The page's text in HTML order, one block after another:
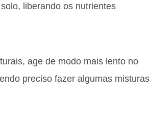
liberando os nutrientes
age de modo mais lento no
preciso fazer algumas misturas